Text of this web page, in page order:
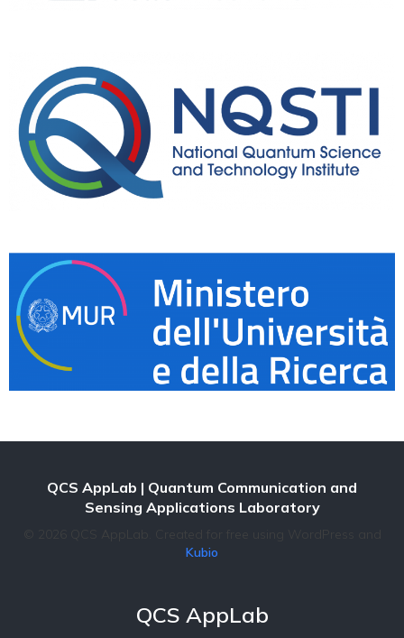
QCS AppLab | Quantum Communication and
Sensing Applications Laboratory
© 2026 QCS AppLab. Created for free using WordPress and
Kubio
QCS AppLab